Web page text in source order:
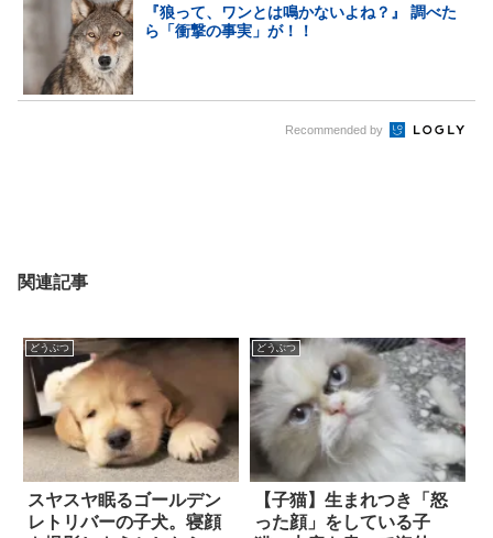
『狼って、ワンとは鳴かないよね？』 調べた
ら「衝撃の事実」が！！
Recommended by
関連記事
どうぶつ
スヤスヤ眠るゴールデン
レトリバーの子犬。寝顔
どうぶつ
【子猫】生まれつき「怒
った顔」をしている子